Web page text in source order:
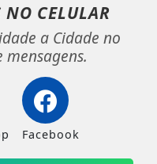
NO CELULAR
a Cidade no
Facebook